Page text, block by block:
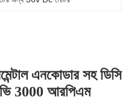
এনকোডার সহ ডিসি
ভি 3000 আরপিএম